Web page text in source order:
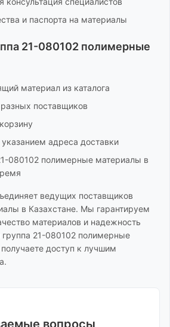
и паспорта на материалы
21-080102 полимерные
материал из каталога
поставщиков
адреса доставки
080102 полимерные материалы в
ведущих поставщиков
в Казахстане. Мы гарантируем
материалов и надежность
группа 21-080102 полимерные
доступ к лучшим
вопросы